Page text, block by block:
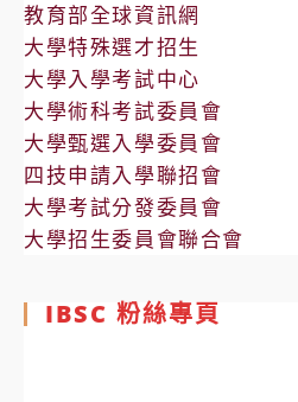
教育部全球資訊網
大學特殊選才招生
大學入學考試中心
大學術科考試委員會
大學甄選入學委員會
四技申請入學聯招會
大學考試分發委員會
大學招生委員會聯合會
IBSC 粉絲專頁